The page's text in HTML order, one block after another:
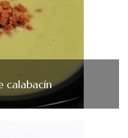
calabacín